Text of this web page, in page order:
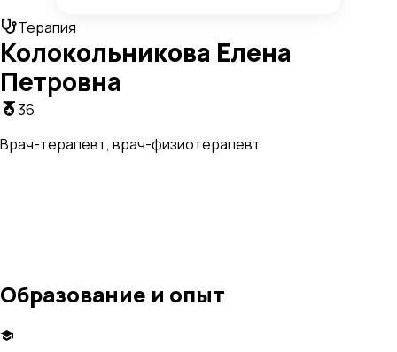
Терапия
Колокольникова Елена
Петровна
36
Врач-терапевт, врач-физиотерапевт
Образование и опыт